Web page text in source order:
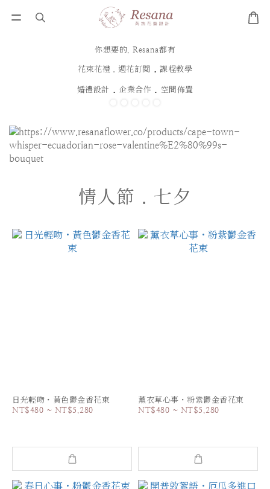
你想要的, Resana都有
花束花禮．週花訂閱 ． 課程教學
婚禮設計 ． 企業合作 ． 空間佈置
情人節．七夕
日光輕吻・黃色鬱金香花束
NT$480 ~ NT$5,280
薰衣草心事・粉紫鬱金香花束
NT$480 ~ NT$5,280